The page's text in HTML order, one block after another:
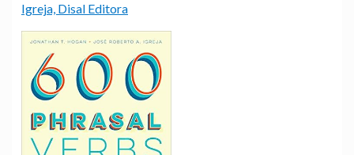
Igreja, Disal Editora